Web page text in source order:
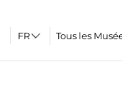
Tous les